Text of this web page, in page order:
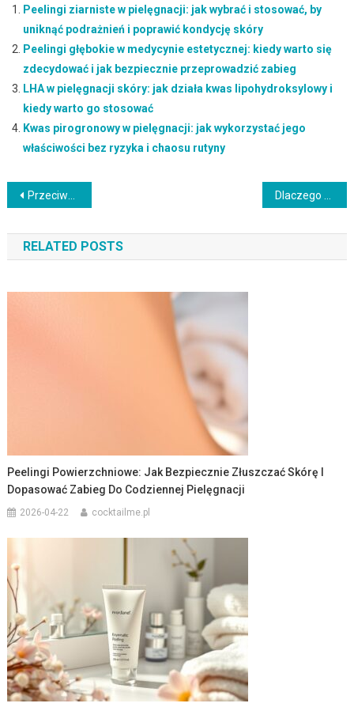
Peelingi ziarniste w pielęgnacji: jak wybrać i stosować, by
uniknąć podrażnień i poprawić kondycję skóry
Peelingi głębokie w medycynie estetycznej: kiedy warto się
zdecydować i jak bezpiecznie przeprowadzić zabieg
LHA w pielęgnacji skóry: jak działa kwas lipohydroksylowy i
kiedy warto go stosować
Kwas pirogronowy w pielęgnacji: jak wykorzystać jego
właściwości bez ryzyka i chaosu rutyny
Nawigacja
wpisu
Przeciwwskazania do zabiegów kosmetycznych: Co warto wiedzieć?
RELATED POSTS
Peelingi Powierzchniowe: Jak Bezpiecznie Złuszczać Skórę I
Dopasować Zabieg Do Codziennej Pielęgnacji
2026-04-22 cocktailme.pl